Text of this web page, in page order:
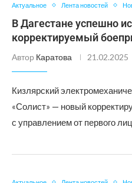
Актуальное Лента новостей
В Дагестане успешно
корректируемый
Автор Каратова 21.02.2025
Кизлярский
«Солист» — новый
с управлением от первого